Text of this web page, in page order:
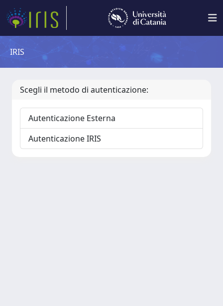
IRIS
Scegli il metodo di autenticazione:
Autenticazione Esterna
Autenticazione IRIS